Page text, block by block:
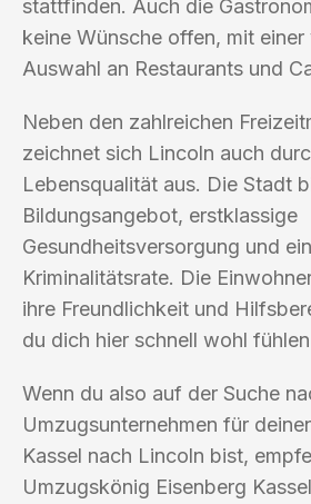
stattfinden. Auch die
keine Wünsche offen, mit
Auswahl an Restaurants und
Neben den zahlreichen
zeichnet sich Lincoln auch
Lebensqualität aus. Die Stadt
Bildungsangebot, erstklassige
Gesundheitsversorgung und
Kriminalitätsrate. Die
ihre Freundlichkeit und
du dich hier schnell wohl
Wenn du also auf der Suche
Umzugsunternehmen für
Kassel nach Lincoln bist,
Umzugskönig Eisenberg